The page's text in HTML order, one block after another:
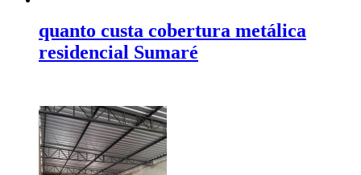
quanto custa cobertura metálica
residencial Sumaré